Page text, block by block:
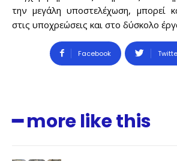
την μεγάλη υποστελέχωση, μπορεί
στις υποχρεώσεις και στο δύσκολο
Facebook
━ more like this